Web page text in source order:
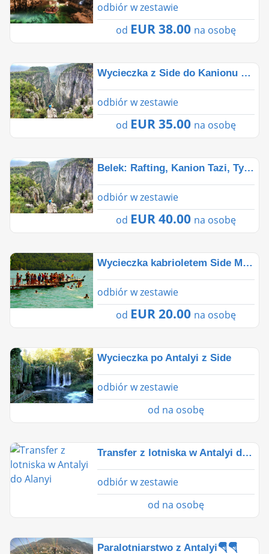
odbiór w zestawie
od EUR 38.00 na osobę
Wycieczka z Side do Kanionu Tazı, Starożytnego Miast
odbiór w zestawie
od EUR 35.00 na osobę
Belek: Rafting, Kanion Tazi, Tyrolka i Buggy Combo 4 w
odbiór w zestawie
od EUR 40.00 na osobę
Wycieczka kabrioletem Side Mix (wycieczka łodzią i l
odbiór w zestawie
od EUR 20.00 na osobę
Wycieczka po Antalyi z Side
odbiór w zestawie
od na osobę
Transfer z lotniska w Antalyi do Alanyi
odbiór w zestawie
od na osobę
Paralotniarstwo z Antalyi🪂🪂